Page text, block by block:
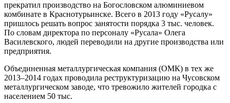
прекратил производство на Богословском алюминиевом
комбинате в Краснотурьинске. Всего в 2013 году «Русалу»
пришлось решать вопрос занятости порядка 3 тыс. человек.
По словам директора по персоналу «Русала» Олега
Василевского, людей переводили на другие производства или
предприятия.
Объединенная металлургическая компания (ОМК) в тех же
2013–2014 годах проводила реструктуризацию на Чусовском
металлургическом заводе, что тревожило жителей городка с
населением 50 тыс.